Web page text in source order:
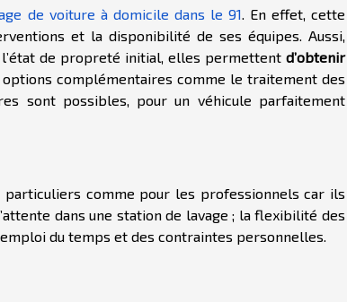
de voiture à domicile dans le 91. En effet, cette
et la disponibilité de ses équipes. Aussi,
de propreté initial, elles permettent d’obtenir
complémentaires comme le traitement des
sont possibles, pour un véhicule parfaitement
particuliers comme pour les professionnels car ils
dans une station de lavage ; la flexibilité des
du temps et des contraintes personnelles.